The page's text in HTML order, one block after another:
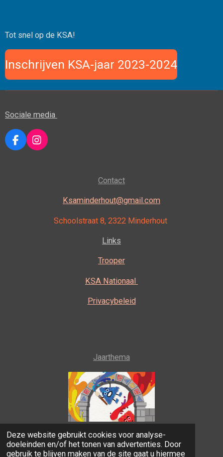
Deze website gebruikt cookies voor analyse-
doeleinden en/of het tonen van advertenties. Door
gebruik te blijven maken van de site gaat u hiermee
Tot snel op de KSA!
Inschrijven KSA-jaar 2023-2024
Sociale media
F
a
I
n
Contact
Ksaminderhout@gmail.com
Schoolstraat 8, 2322 Minderhout
Links
Trooper
KSA Nationaal
Privacybeleid
Jaarthema
Fantastisch bombastisch!
© 2021 KSA Minderhout